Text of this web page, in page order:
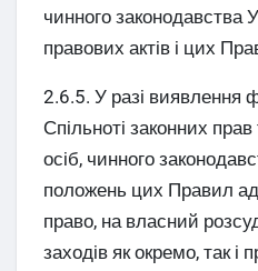
чинного законодавства
правових актів і цих
2.6.5. У разі виявлення
Спільноті законних прав
осіб, чинного
положень цих Правил
право, на власний
заходів як окремо, так і